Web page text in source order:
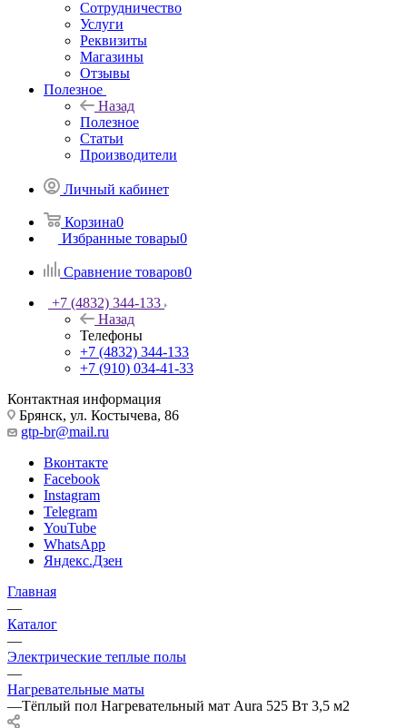
Сотрудничество
Услуги
Реквизиты
Магазины
Отзывы
Полезное
Назад
Полезное
Статьи
Производители
Личный кабинет
Корзина0
Избранные товары0
Сравнение товаров0
+7 (4832) 344-133
Назад
Телефоны
+7 (4832) 344-133
+7 (910) 034-41-33
Контактная информация
Брянск, ул. Костычева, 86
gtp-br@mail.ru
Вконтакте
Facebook
Instagram
Telegram
YouTube
WhatsApp
Яндекс.Дзен
Главная
—
Каталог
—
Электрические теплые полы
—
Нагревательные маты
—Тёплый пол Нагревательный мат Aura 525 Вт 3,5 м2